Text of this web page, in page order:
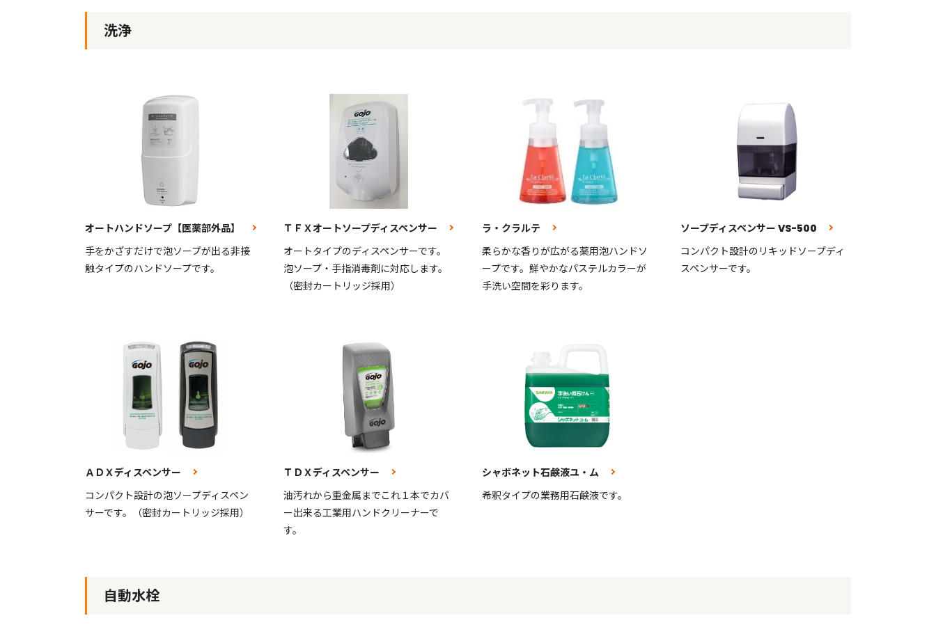
洗浄
オートハンドソープ【医薬部外品】
手をかざすだけで泡ソープが出る非接
触タイプのハンドソープです。
ＴＦＸオートソープディスペンサー
オートタイプのディスペンサーです。
泡ソープ・手指消毒剤に対応します。
（密封カートリッジ採用）
ラ・クラルテ
柔らかな香りが広がる薬用泡ハンドソ
ープです。鮮やかなパステルカラーが
手洗い空間を彩ります。
ソープディスペンサー VS-500
コンパクト設計のリキッドソープディ
スペンサーです。
ＡＤＸディスペンサー
コンパクト設計の泡ソープディスペン
サーです。（密封カートリッジ採用）
ＴＤＸディスペンサー
油汚れから重金属までこれ１本でカバ
ー出来る工業用ハンドクリーナーで
す。
シャボネット石鹸液ユ・ム
希釈タイプの業務用石鹸液です。
自動水栓